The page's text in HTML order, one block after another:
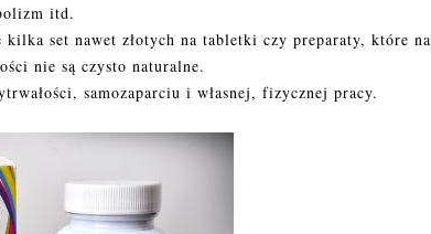
itd.
set nawet złotych na tabletki czy preparaty, które na
nie są czysto naturalne.
samozaparciu i własnej, fizycznej pracy.